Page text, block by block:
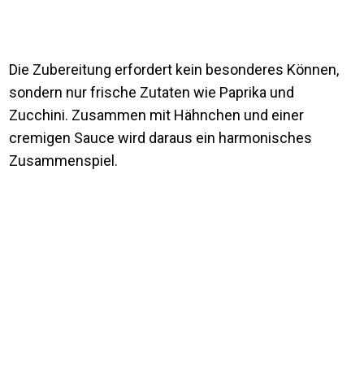
Die Zubereitung erfordert kein besonderes Können,
sondern nur frische Zutaten wie Paprika und
Zucchini. Zusammen mit Hähnchen und einer
cremigen Sauce wird daraus ein harmonisches
Zusammenspiel.